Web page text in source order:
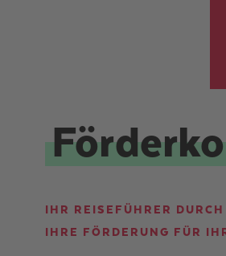
IHR REISEFÜHRER
IHRE FÖRDERUNG FÜR